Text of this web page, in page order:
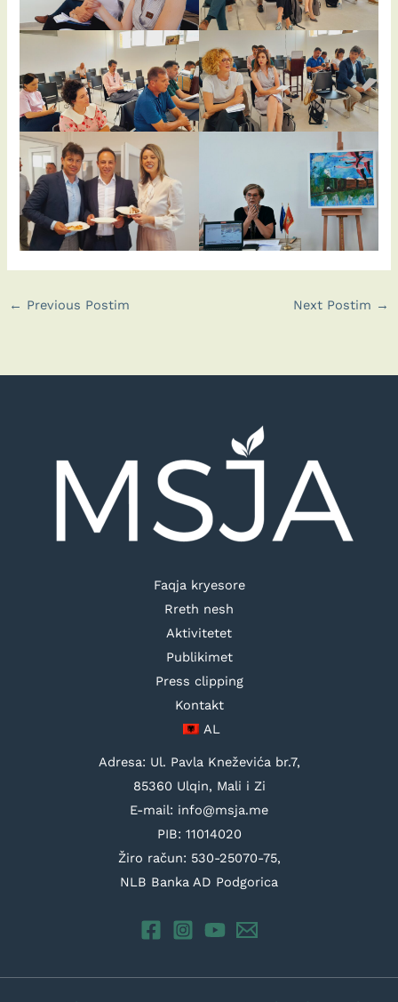
← Previous Postim Next Postim →
Faqja kryesore
Rreth nesh
Aktivitetet
Publikimet
Press clipping
Kontakt
AL
Adresa: Ul. Pavla Kneževića br.7,
85360 Ulqin, Mali i Zi
E-mail: info@msja.me
PIB: 11014020
Žiro račun: 530-25070-75,
NLB Banka AD Podgorica